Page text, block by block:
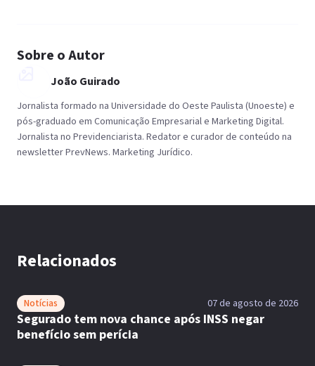
Sobre o Autor
João Guirado
Jornalista formado na Universidade do Oeste Paulista (Unoeste) e
pós-graduado em Comunicação Empresarial e Marketing Digital.
Jornalista no Previdenciarista. Redator e curador de conteúdo na
newsletter PrevNews. Marketing Jurídico.
Relacionados
Notícias 07 de agosto de 2026
Segurado tem nova chance após INSS negar
benefício sem perícia